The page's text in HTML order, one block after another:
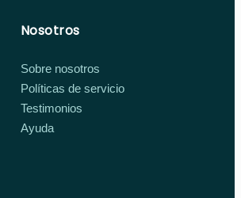
Nosotros
Sobre nosotros
Políticas de servicio
Testimonios
Ayuda